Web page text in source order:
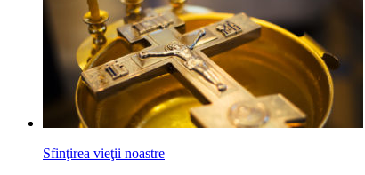
Sfinţirea vieţii noastre